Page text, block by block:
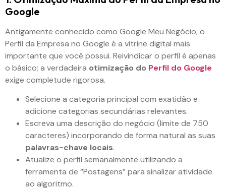
Google
Antigamente conhecido como Google Meu Negócio, o
Perfil da Empresa no Google é a vitrine digital mais
importante que você possui. Reivindicar o perfil é apenas
o básico; a verdadeira otimização do Perfil do Google
exige completude rigorosa.
Selecione a categoria principal com exatidão e
adicione categorias secundárias relevantes.
Escreva uma descrição do negócio (limite de 750
caracteres) incorporando de forma natural as suas
palavras-chave locais.
Atualize o perfil semanalmente utilizando a
ferramenta de “Postagens” para sinalizar atividade
ao algoritmo.